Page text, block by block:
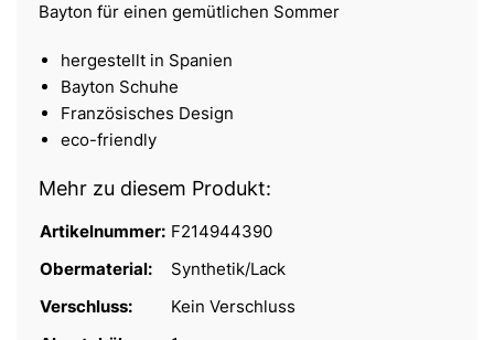
Bayton für einen gemütlichen Sommer
hergestellt in Spanien
Bayton Schuhe
Französisches Design
eco-friendly
Mehr zu diesem Produkt:
Artikelnummer: F214944390
Obermaterial:
Synthetik/Lack
Verschluss:
Kein Verschluss